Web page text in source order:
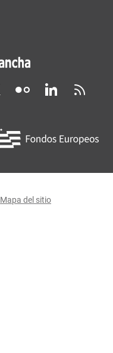
Mapa del sitio